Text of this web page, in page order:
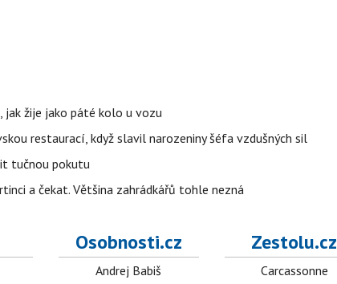
jak žije jako páté kolo u vozu
restaurací, když slavil narozeniny šéfa vzdušných sil
tučnou pokutu
a čekat. Většina zahrádkářů tohle nezná
Osobnosti.cz
Andrej Babiš
Zestolu.cz
Carcassonne